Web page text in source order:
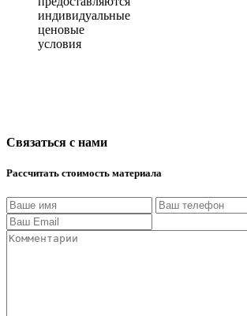
индивидуальные
ценовые
условия
Связаться с нами
Рассчитать стоимость материала